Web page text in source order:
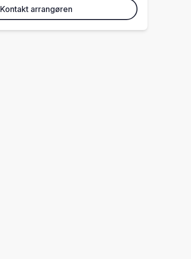
Kontakt arrangøren